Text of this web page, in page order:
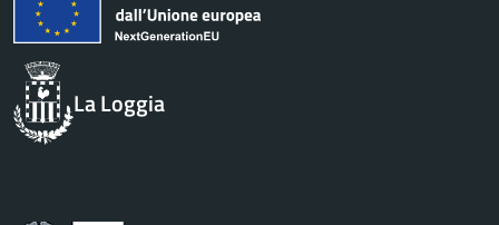
La Loggia